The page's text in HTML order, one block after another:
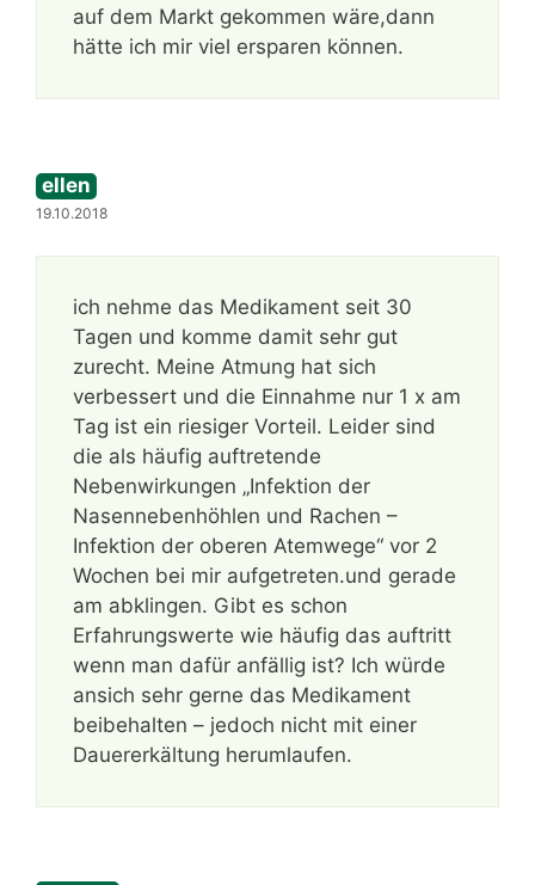
auf dem Markt gekommen wäre,dann
hätte ich mir viel ersparen können.
ellen
19.10.2018
ich nehme das Medikament seit 30
Tagen und komme damit sehr gut
zurecht. Meine Atmung hat sich
verbessert und die Einnahme nur 1 x am
Tag ist ein riesiger Vorteil. Leider sind
die als häufig auftretende
Nebenwirkungen „Infektion der
Nasennebenhöhlen und Rachen –
Infektion der oberen Atemwege“ vor 2
Wochen bei mir aufgetreten.und gerade
am abklingen. Gibt es schon
Erfahrungswerte wie häufig das auftritt
wenn man dafür anfällig ist? Ich würde
ansich sehr gerne das Medikament
beibehalten – jedoch nicht mit einer
Dauererkältung herumlaufen.